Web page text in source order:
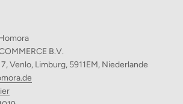
die beste Wahl ist?
von 65 cm x 45 cm bietet er ausreichend
B.V.
Venlo, Limburg, 5911EM, Niederlande